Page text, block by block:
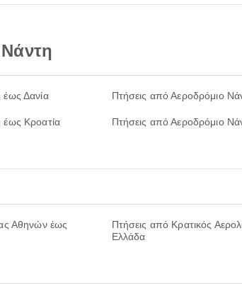
έως Δανία Πτήσεις από Αεροδρόμιο
έως Κροατία Πτήσεις από Αεροδρόμιο
Αθηνών έως
Πτήσεις από Κρατικός
Ελλάδα